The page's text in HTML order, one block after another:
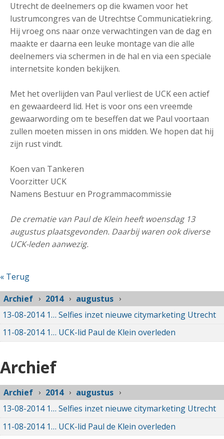
Utrecht de deelnemers op die kwamen voor het
lustrumcongres van de Utrechtse Communicatiekring.
Hij vroeg ons naar onze verwachtingen van de dag en
maakte er daarna een leuke montage van die alle
deelnemers via schermen in de hal en via een speciale
internetsite konden bekijken.
Met het overlijden van Paul verliest de UCK een actief
en gewaardeerd lid. Het is voor ons een vreemde
gewaarwording om te beseffen dat we Paul voortaan
zullen moeten missen in ons midden. We hopen dat hij
zijn rust vindt.
Koen van Tankeren
Voorzitter UCK
Namens Bestuur en Programmacommissie
De crematie van Paul de Klein heeft woensdag 13
augustusplaatsgevonden. Daarbij waren ook diverse
UCK-leden aanwezig.
« Terug
Archief
2014
augustus
13-08-201413-08-2014 00:00
Selfies inzet nieuwe citymarketing Utrecht
11-08-201411-08-2014 00:00 UCK-lid Paul de Klein overleden
Archief
Archief 2014
augustus
13-08-201413-08-2014 00:00
Selfies inzet nieuwe citymarketing Utrecht
11-08-201411-08-2014 00:00 UCK-lid Paul de Klein overleden